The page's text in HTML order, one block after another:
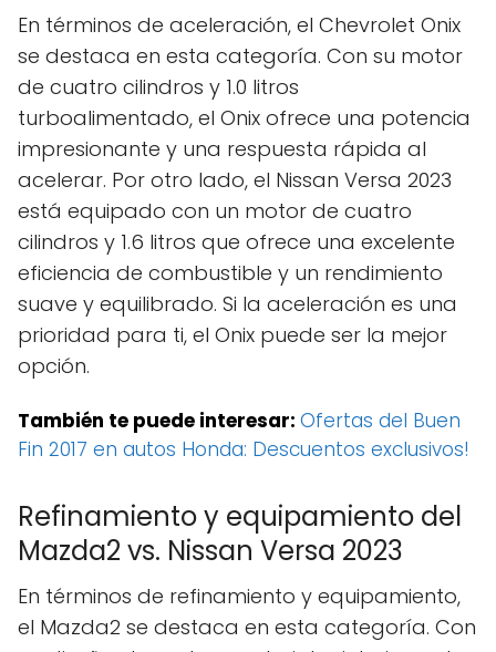
En términos de aceleración, el Chevrolet Onix
se destaca en esta categoría. Con su motor
de cuatro cilindros y 1.0 litros
turboalimentado, el Onix ofrece una potencia
impresionante y una respuesta rápida al
acelerar. Por otro lado, el Nissan Versa 2023
está equipado con un motor de cuatro
cilindros y 1.6 litros que ofrece una excelente
eficiencia de combustible y un rendimiento
suave y equilibrado. Si la aceleración es una
prioridad para ti, el Onix puede ser la mejor
opción.
También te puede interesar: Ofertas del Buen
Fin 2017 en autos Honda: Descuentos exclusivos!
Refinamiento y equipamiento del
Mazda2 vs. Nissan Versa 2023
En términos de refinamiento y equipamiento,
el Mazda2 se destaca en esta categoría. Con